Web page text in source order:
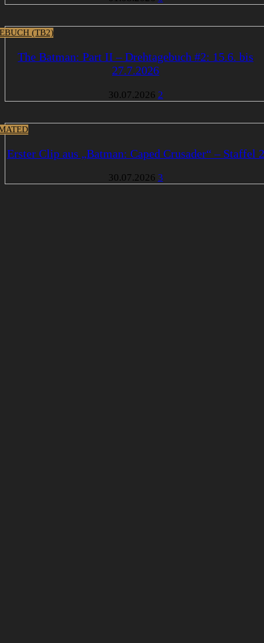
(TB2)
The Batman: Part II – Drehtagebuch #2: 15.6. bis
27.7.2026
30.07.2026 2
Erster Clip aus „Batman: Caped Crusader“ – Staffel 2
30.07.2026 3